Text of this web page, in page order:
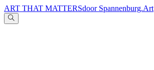
ART THAT MATTERSdoor Spannenburg.Art